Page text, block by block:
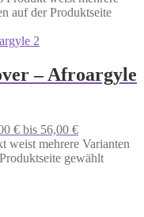
auf der Produktseite
– Afroargyle
€ bis 56,00 €
weist mehrere Varianten
gewählt